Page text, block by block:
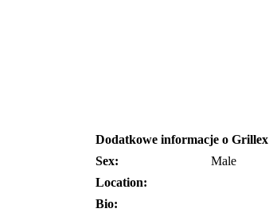
Dodatkowe informacje o Grillex
Sex:
Male
Location:
Bio: